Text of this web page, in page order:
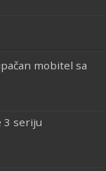
mobitel sa
3 seriju